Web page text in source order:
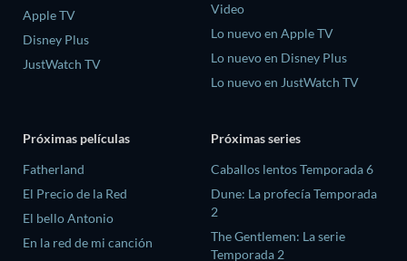
Apple TV
Disney Plus
JustWatch TV
Video
Lo nuevo en Apple TV
Lo nuevo en Disney Plus
Lo nuevo en JustWatch TV
Próximas películas
Fatherland
El Precio de la Red
El bello Antonio
En la red de mi canción
Próximas series
Caballos lentos Temporada 6
Dune: La profecía Temporada
2
The Gentlemen: La serie
Temporada 2